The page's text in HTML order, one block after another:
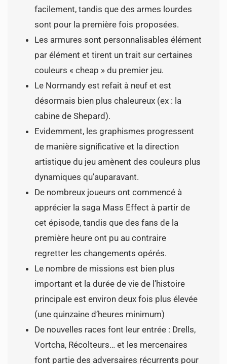
facilement, tandis que des armes lourdes
sont pour la première fois proposées.
Les armures sont personnalisables élément
par élément et tirent un trait sur certaines
couleurs « cheap » du premier jeu.
Le Normandy est refait à neuf et est
désormais bien plus chaleureux (ex : la
cabine de Shepard).
Evidemment, les graphismes progressent
de manière significative et la direction
artistique du jeu amènent des couleurs plus
dynamiques qu’auparavant.
De nombreux joueurs ont commencé à
apprécier la saga Mass Effect à partir de
cet épisode, tandis que des fans de la
première heure ont pu au contraire
regretter les changements opérés.
Le nombre de missions est bien plus
important et la durée de vie de l’histoire
principale est environ deux fois plus élevée
(une quinzaine d’heures minimum)
De nouvelles races font leur entrée : Drells,
Vortcha, Récolteurs… et les mercenaires
font partie des adversaires récurrents pour